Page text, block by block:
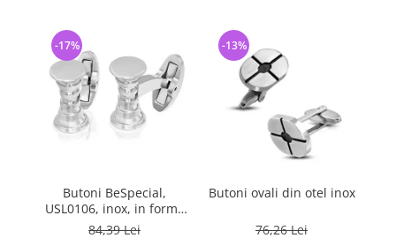
Butoni BeSpecial,
USL0106, inox, in forma
clepsidra
84,39 Lei
-17%
Butoni ovali din otel inox
76,26 Lei
-13%